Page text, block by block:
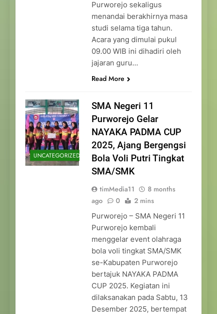
Purworejo sekaligus
menandai berakhirnya masa
studi selama tiga tahun.
Acara yang dimulai pukul
09.00 WIB ini dihadiri oleh
jajaran guru…
Read More
UNCATEGORIZED
SMA Negeri 11
Purworejo Gelar
NAYAKA PADMA CUP
2025, Ajang Bergengsi
Bola Voli Putri Tingkat
SMA/SMK
timMedia11
8 months
ago
0 2 mins
Purworejo – SMA Negeri 11
Purworejo kembali
menggelar event olahraga
bola voli tingkat SMA/SMK
se-Kabupaten Purworejo
bertajuk NAYAKA PADMA
CUP 2025. Kegiatan ini
dilaksanakan pada Sabtu, 13
Desember 2025, bertempat